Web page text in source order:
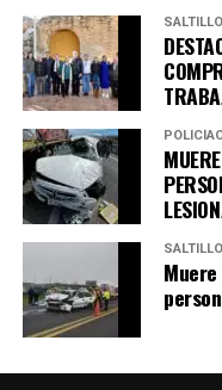
SALTILLO
SALTILLO